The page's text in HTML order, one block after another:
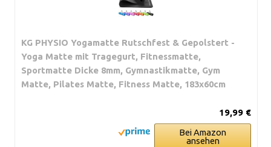
KG PHYSIO Yogamatte Rutschfest & Gepolstert -
Yoga Matte mit Tragegurt, Fitnessmatte,
Sportmatte Dicke 8mm, Gymnastikmatte, Gym
Matte, Pilates Matte, Fitness Matte, 183x60cm
19,99 €
Bei Amazon
ansehen